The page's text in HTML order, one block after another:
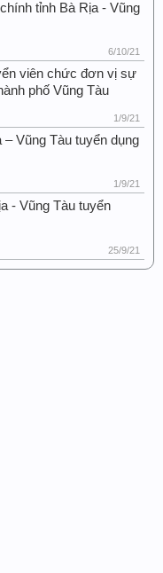
tỉnh Bà Rịa - Vũng
6/10/21
viên chức đơn vị sự
phố Vũng Tàu
1/9/21
– Vũng Tàu tuyển dụng
1/9/21
- Vũng Tàu tuyển
25/9/21